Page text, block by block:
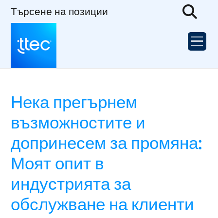
Търсене на позиции
Нека прегърнем
възможностите и
допринесем за промяна:
Моят опит в
индустрията за
обслужване на клиенти